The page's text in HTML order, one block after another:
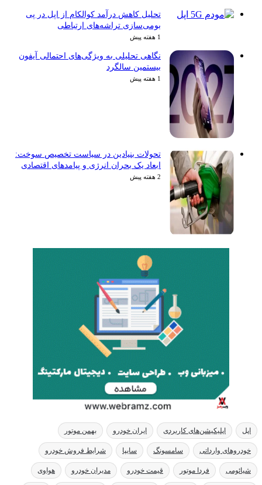
تحلیل کاهش درآمد کوالکام از اپل در پی
بومی‌سازی تراشه‌های ارتباطی
نگاهی تحلیلی به ویژگی‌های احتمالی آیفون
بیستمین سالگرد
تحولات بنیادین در سیاست تخصیص سوخت:
ابعاد یک بحران انرژی و پیامدهای اقتصادی
ایران خودرو بهمن موتور
سایپا شرایط فروش خودرو
قیمت خودرو مدیران خودرو هواوی